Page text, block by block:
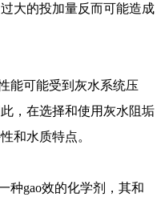
大的投加量反而可能造成
能可能受到灰水系统压
，在选择和使用灰水阻垢
和水质特点。
种gao效的化学剂，其和